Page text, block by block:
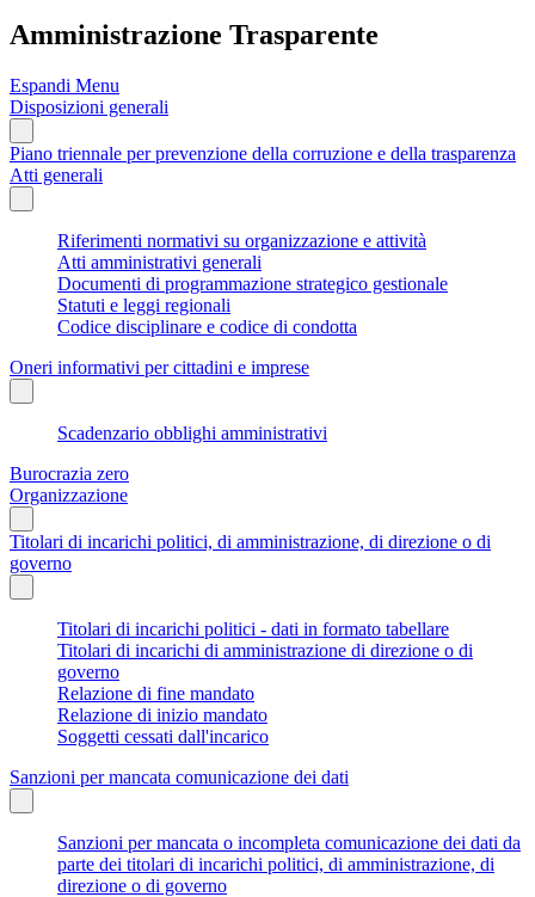
Amministrazione Trasparente
Espandi Menu
Disposizioni generali
Piano triennale per prevenzione della corruzione e della trasparenza
Atti generali
Riferimenti normativi su organizzazione e attività
Atti amministrativi generali
Documenti di programmazione strategico gestionale
Statuti e leggi regionali
Codice disciplinare e codice di condotta
Oneri informativi per cittadini e imprese
Scadenzario obblighi amministrativi
Burocrazia zero
Organizzazione
Titolari di incarichi politici, di amministrazione, di direzione o di
governo
Titolari di incarichi politici - dati in formato tabellare
Titolari di incarichi di amministrazione di direzione o di
governo
Relazione di fine mandato
Relazione di inizio mandato
Soggetti cessati dall'incarico
Sanzioni per mancata comunicazione dei dati
Sanzioni per mancata o incompleta comunicazione dei dati da
parte dei titolari di incarichi politici, di amministrazione, di
direzione o di governo